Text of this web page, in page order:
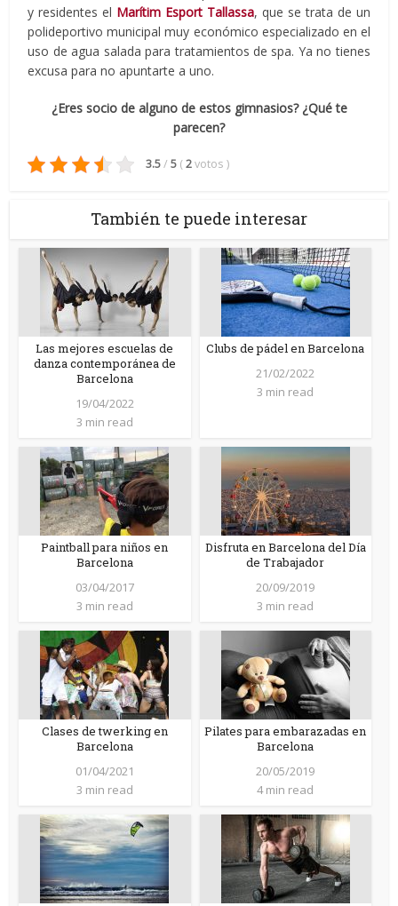
y residentes el Marítim Esport Tallassa, que se trata de un
polideportivo municipal muy económico especializado en el
uso de agua salada para tratamientos de spa. Ya no tienes
excusa para no apuntarte a uno.
¿Eres socio de alguno de estos gimnasios? ¿Qué te
parecen?
3.5/ 5 (2votos )
También te puede interesar
Las mejores escuelas de
danza contemporánea de
Barcelona
19/04/2022
3 min read
Clubs de pádel en Barcelona
21/02/2022
3 min read
Paintball para niños en
Barcelona
03/04/2017
3 min read
Disfruta en Barcelona del Día
de Trabajador
20/09/2019
3 min read
Clases de twerking en
Barcelona
01/04/2021
3 min read
Pilates para embarazadas en
Barcelona
20/05/2019
4 min read